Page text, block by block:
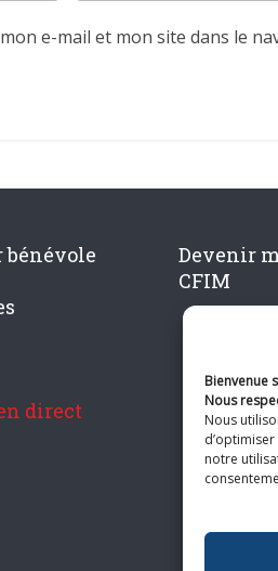
Bienvenue
Nous
Nous
notre
e-mail et mon site dans le
bénévole
direct
Devenir
CFIM